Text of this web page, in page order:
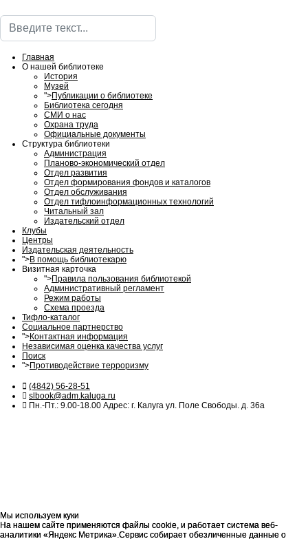
Мы используем куки
На нашем сайте применяются файлы cookie, и работает система веб-
аналитики «Яндекс Метрика».Сервис собирает обезличенные данные о
Поиск
Главная
О нашей библиотеке
История
Музей
">Публикации о библиотеке
Библиотека сегодня
СМИ о нас
Охрана труда
Официальные документы
Структура библиотеки
Администрация
Планово-экономический отдел
Отдел развития
Отдел формирования фондов и каталогов
Отдел обслуживания
Отдел тифлоинформационных технологий
Читальный зал
Издательский отдел
Клубы
Центры
Издательская деятельность
">В помощь библиотекарю
Визитная карточка
">Правила пользования библиотекой
Административный регламент
Режим работы
Схема проезда
Тифло-каталог
Социальное партнерство
">Контактная информация
Независимая оценка качества услуг
Поиск
">Противодействие терроризму
(4842) 56-28-51
slbook@adm.kaluga.ru
Пн.-Пт.: 9.00-18.00 Адрес: г. Калуга ул. Поле Свободы. д. 36а
Мы используем куки
На нашем сайте применяются файлы cookie, и работает система веб-
аналитики «Яндекс Метрика».Сервис собирает обезличенные данные о